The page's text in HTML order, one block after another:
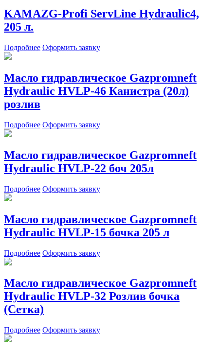
KAMAZG-Profi ServLine Hydraulic4,
205 л.
Подробнее Оформить заявку
Масло гидравлическое Gazpromneft
Hydraulic HVLP-46 Канистра (20л)
розлив
Подробнее Оформить заявку
Масло гидравлическое Gazpromneft
Hydraulic HVLP-22 боч 205л
Подробнее Оформить заявку
Масло гидравлическое Gazpromneft
Hydraulic HVLP-15 бочка 205 л
Подробнее Оформить заявку
Масло гидравлическое Gazpromneft
Hydraulic HVLP-32 Розлив бочка
(Сетка)
Подробнее Оформить заявку